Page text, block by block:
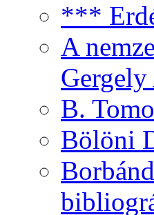
***
A
Gergely
B.
Bölöni